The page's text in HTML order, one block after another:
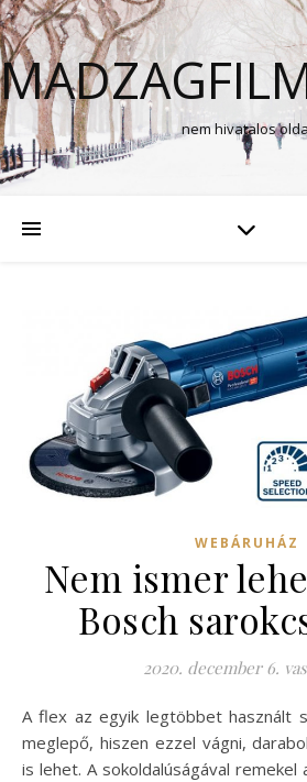
nem hivatalos
WEBÁRUHÁZ
Nem ismer
Bosch
2020. december 6.
A flex az egyik legtöbbet használt szerszám, ami nem is
meglepő, hiszen ezzel vágni,
is lehet. A sokoldalúságával remekel